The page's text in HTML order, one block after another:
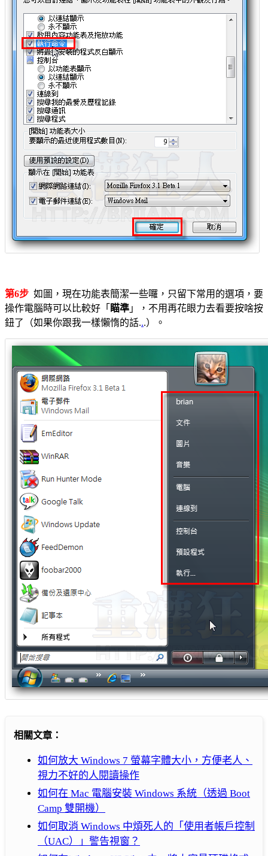
第6步 如圖，現在功能表簡潔一些囉，只留下常用的選項，要
操作電腦時可以比較好「 瞄準 」，不用再花眼力去看要按啥按
鈕了（如果你跟我一樣懶惰的話...）。
相關文章：
如何放大 Windows 7 螢幕字體大小，方便老人、
視力不好的人閱讀操作
如何在 Mac 電腦安裝 Windows 系統（透過 Boot
Camp 雙開機）
如何取消 Windows 中煩死人的「使用者帳戶控制
（UAC）」警告視窗？